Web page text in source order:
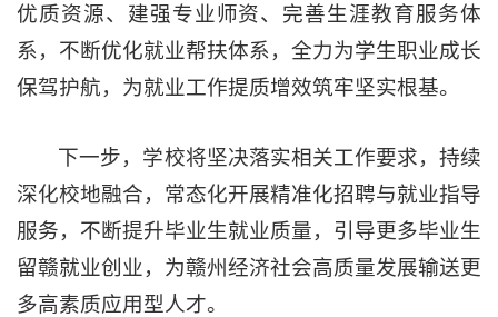
优质资源、建强专业师资、完善生涯教育服务体
系，不断优化就业帮扶体系，全力为学生职业成长
保驾护航，为就业工作提质增效筑牢坚实根基。
下一步，学校将坚决落实相关工作要求，持续
深化校地融合，常态化开展精准化招聘与就业指导
服务，不断提升毕业生就业质量，引导更多毕业生
留赣就业创业，为赣州经济社会高质量发展输送更
多高素质应用型人才。